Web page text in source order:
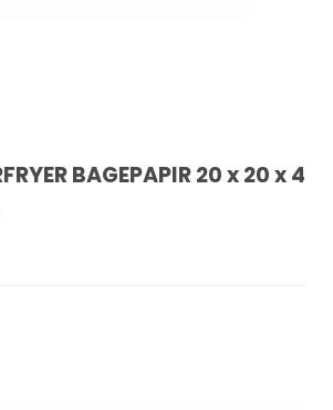
BAGEPAPIR 20 x 20 x 4